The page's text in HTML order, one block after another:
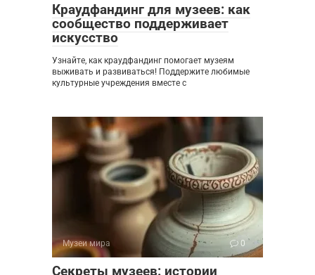
Краудфандинг для музеев: как
сообщество поддерживает
искусство
Узнайте, как краудфандинг помогает музеям
выживать и развиваться! Поддержите любимые
культурные учреждения вместе с
Музеи мира 0
Секреты музеев: истории